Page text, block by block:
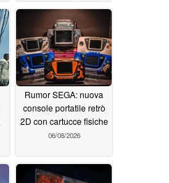
riferito, le copie fisiche
starebbero già
arrivando nei negozi
06/17/2026
Rumor SEGA: nuova
console portatile retrò
2D con cartucce fisiche
06/08/2026